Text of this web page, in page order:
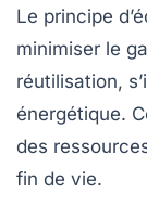
Le principe
minimiser le
réutilisation,
énergétique.
des
fin de vie.